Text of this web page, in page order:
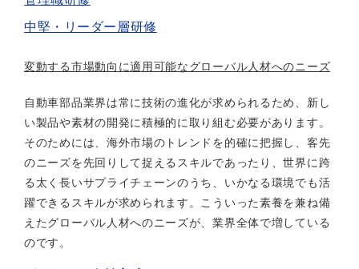
中堅・リーダー層研修
変動する市場動向に適用可能なグローバル人材へのニーズ
自動車部品業界は常に技術の進化が求められるため、新し
い製品や素材の開発に積極的に取り組む必要があります。
そのためには、海外市場のトレンドを的確に把握し、客先
のニーズを先回りして捉えるスキルであったり、世界に跨
る太く長いサプライチェーンのうち、いかなる環境でも活
躍できるスキルが求められます。こういった素養を兼ね備
えたグローバル人材へのニーズが、業界全体で増している
のです。